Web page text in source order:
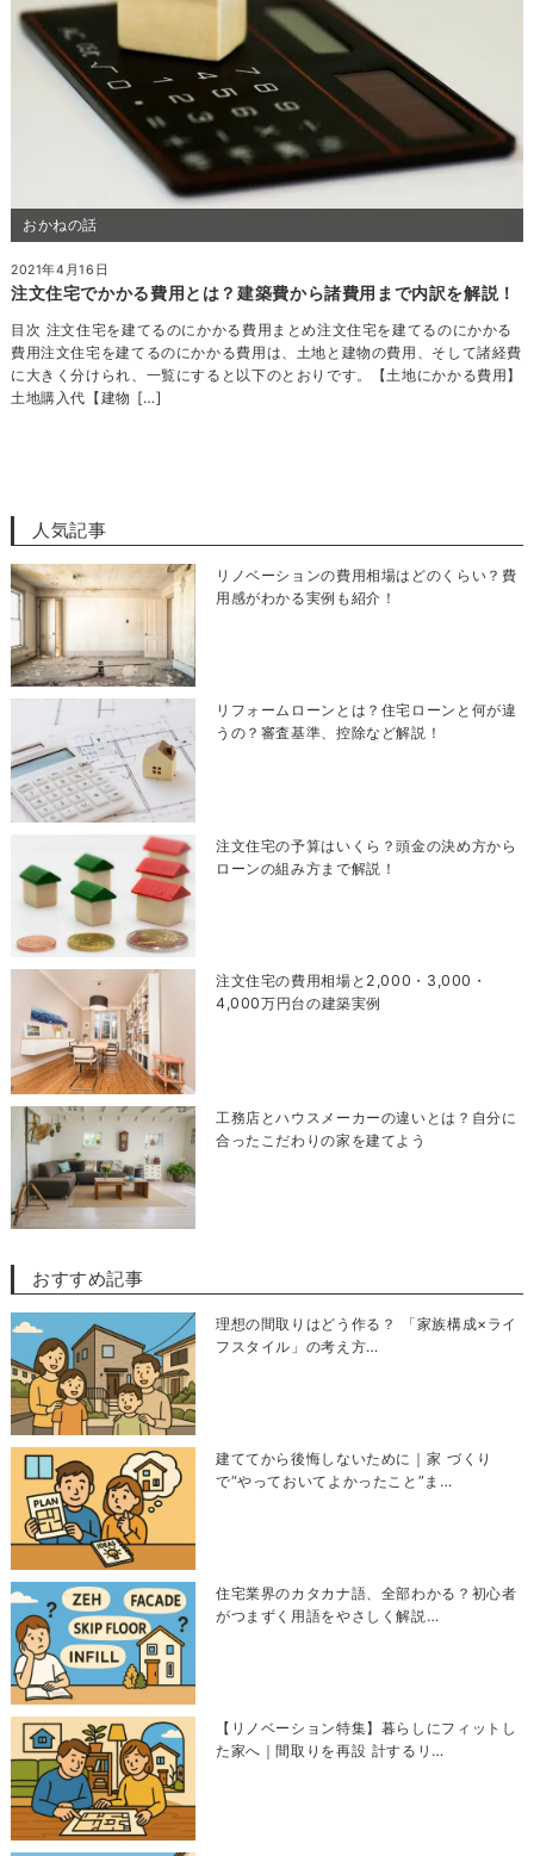
おかねの話
2021年4月16日
注文住宅でかかる費用とは？建築費から諸費用まで内訳を解説！
目次 注文住宅を建てるのにかかる費用まとめ注文住宅を建てるのにかかる
費用注文住宅を建てるのにかかる費用は、土地と建物の費用、そして諸経費
に大きく分けられ、一覧にすると以下のとおりです。【土地にかかる費用】
土地購入代【建物 […]
人気記事
リノベーションの費用相場はどのくらい？費
用感がわかる実例も紹介！
リフォームローンとは？住宅ローンと何が違
うの？審査基準、控除など解説！
注文住宅の予算はいくら？頭金の決め方から
ローンの組み方まで解説！
注文住宅の費用相場と2,000・3,000・
4,000万円台の建築実例
工務店とハウスメーカーの違いとは？自分に
合ったこだわりの家を建てよう
おすすめ記事
理想の間取りはどう作る？ 「家族構成×ライ
フスタイル」の考え方…
建ててから後悔しないために｜家 づくり
で“やっておいてよかったこと”ま…
住宅業界のカタカナ語、全部わかる？初心者
がつまずく用語をやさしく解説…
【リノベーション特集】暮らしにフィットし
た家へ｜間取りを再設 計するリ…